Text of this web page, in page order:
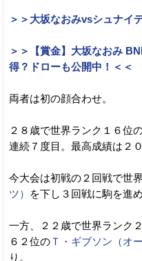
＞＞大坂なおみvsシュナイ
＞＞【賞金】大坂なおみ
得？ドローも公開中！＜＜
両者は初の顔合わせ。
２８歳で世界ランク１６位
連続７度目。最高成績は２
今大会は初戦の２回戦で世
ツ）
を下し３回戦に駒を進め
一方、２２歳で世界ランク
６２位の Ｔ・ギブソン（オ
り。